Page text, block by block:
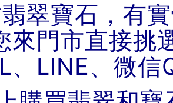
翠寶石，有
來門市直接挑
、LINE、微信